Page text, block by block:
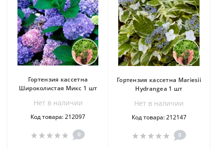
Гортензия кассетна
Широколистая Микс 1 шт
Нет в наличии
Код товара: 212097
0
Гортензия кассетна Mariesii
Hydrangea 1 шт
Нет в наличии
Код товара: 212147
0